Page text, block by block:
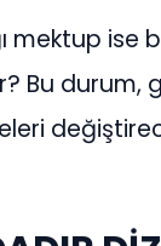
mektup ise
Bu durum,